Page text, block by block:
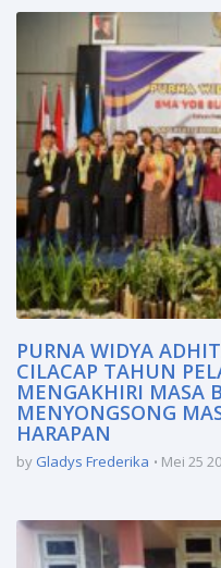
PURNA WIDYA
CILACAP TAHUN
MENGAKHIRI MASA
MENYONGSONG
HARAPAN
by Gladys Frederika Mei 25